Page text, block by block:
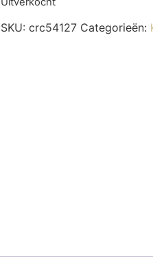
SKU: crc54127 Categorieën: